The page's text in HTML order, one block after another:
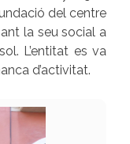
del centre
la seu social a
L’entitat es va
d’activitat.